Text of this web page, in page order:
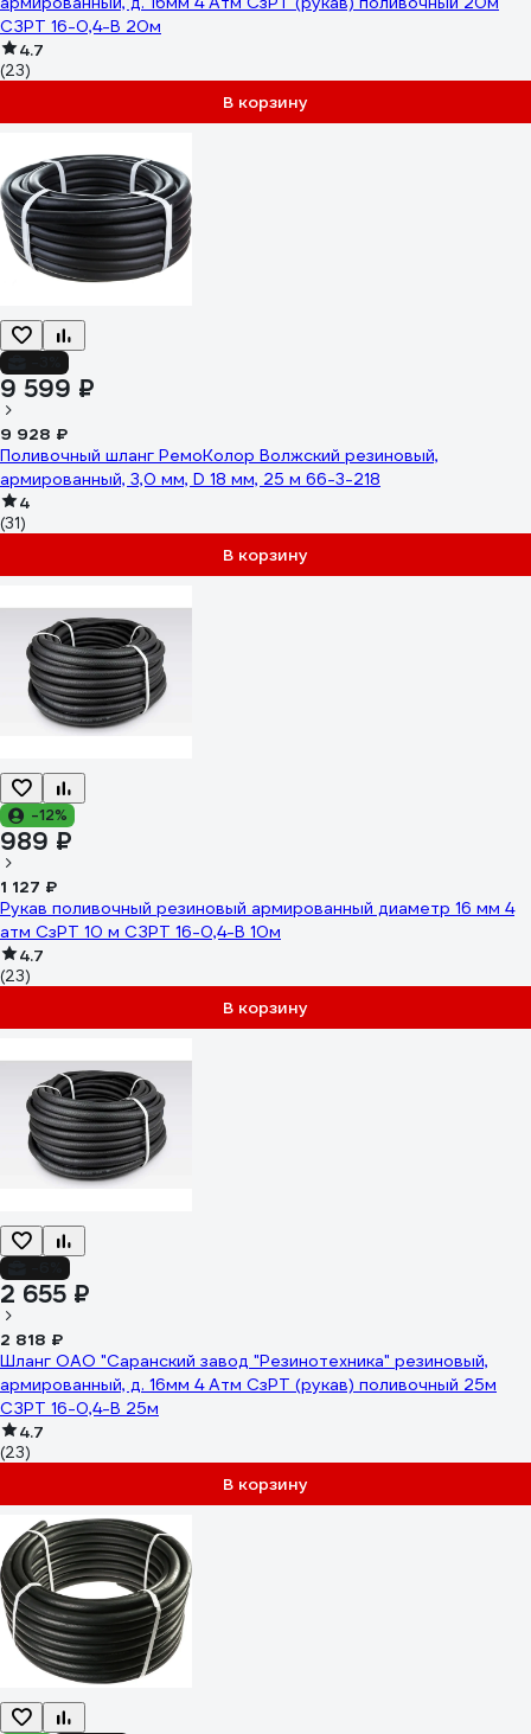
СЗРТ 16-0,4-В 20м
4.7
(23)
В корзину
9 599 ₽
9 928 ₽
Поливочный шланг РемоКолор Волжский резиновый,
армированный, 3,0 мм, D 18 мм, 25 м 66-3-218
4
(31)
В корзину
-12%
989 ₽
1 127 ₽
Рукав поливочный резиновый армированный диаметр 16 мм 4
атм СзРТ 10 м СЗРТ 16-0,4-В 10м
4.7
(23)
В корзину
2 655 ₽
2 818 ₽
Шланг ОАО "Саранский завод "Резинотехника" резиновый,
армированный, д. 16мм 4 Атм СзРТ (рукав) поливочный 25м
СЗРТ 16-0,4-В 25м
4.7
(23)
В корзину